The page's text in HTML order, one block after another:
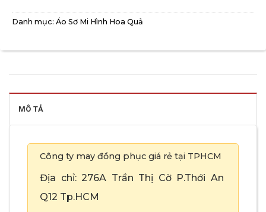
Danh mục: Áo Sơ Mi Hình Hoa Quả
MÔ TẢ
Công ty may đồng phục giá rẻ tại TPHCM
Địa chỉ: 276A Trần Thị Cờ P.Thới An
Q12 Tp.HCM